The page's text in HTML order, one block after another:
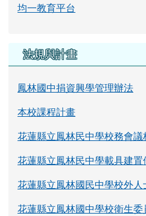
均一教育平台
法規與計畫
鳳林國中捐資興學管理辦法
本校課程計畫
花蓮縣立鳳林民中學校務會
花蓮縣立鳳林民中學載具建
花蓮縣立鳳林國民中學校外
花蓮縣立鳳林國中學校衛生